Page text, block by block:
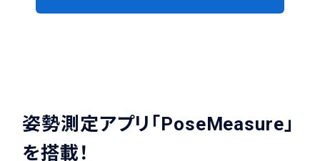
姿勢測定アプリ「PoseMeasure」
を搭載！